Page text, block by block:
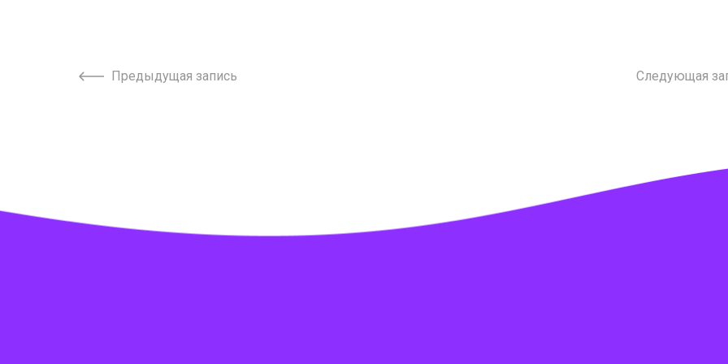
Предыдущая запись Следующая